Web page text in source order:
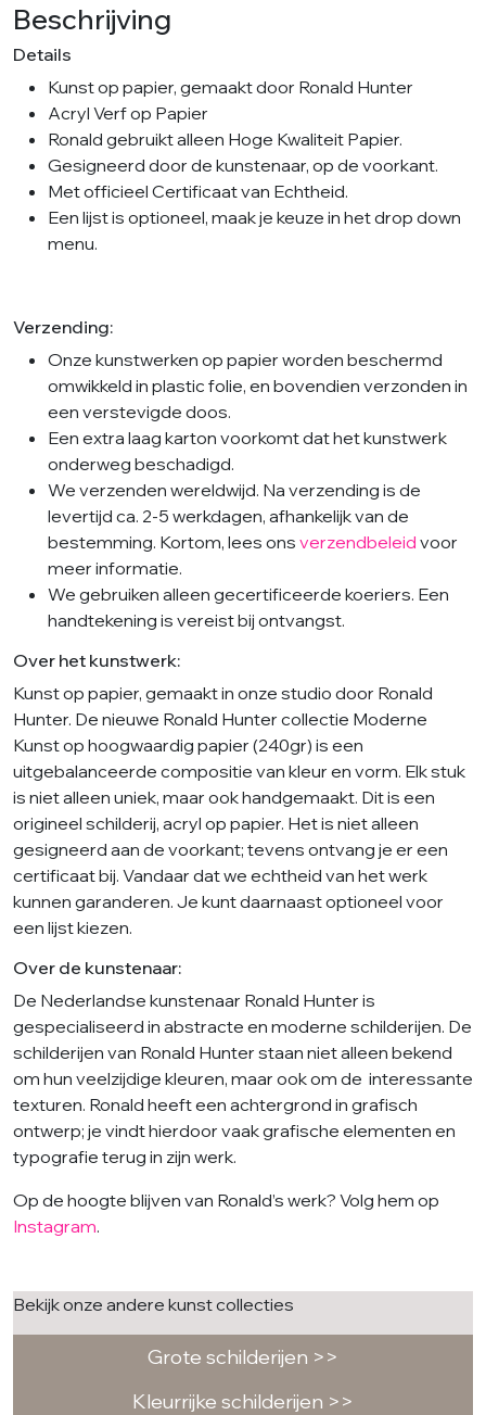
Beschrijving
Details
Kunst op papier, gemaakt door Ronald Hunter
Acryl Verf op Papier
Ronald gebruikt alleen Hoge Kwaliteit Papier.
Gesigneerd door de kunstenaar, op de voorkant.
Met officieel Certificaat van Echtheid.
Een lijst is optioneel, maak je keuze in het drop down
menu.
Verzending:
Onze kunstwerken op papier worden beschermd
omwikkeld in plastic folie, en bovendien verzonden in
een verstevigde doos.
Een extra laag karton voorkomt dat het kunstwerk
onderweg beschadigd.
We verzenden wereldwijd. Na verzending is de
levertijd ca. 2-5 werkdagen, afhankelijk van de
bestemming. Kortom, lees ons verzendbeleid voor
meer informatie.
We gebruiken alleen gecertificeerde koeriers. Een
handtekening is vereist bij ontvangst.
Over het kunstwerk:
Kunst op papier, gemaakt in onze studio door Ronald
Hunter. De nieuwe Ronald Hunter collectie Moderne
Kunst op hoogwaardig papier (240gr) is een
uitgebalanceerde compositie van kleur en vorm. Elk stuk
is niet alleen uniek, maar ook handgemaakt. Dit is een
origineel schilderij, acryl op papier. Het is niet alleen
gesigneerd aan de voorkant; tevens ontvang je er een
certificaat bij. Vandaar dat we echtheid van het werk
kunnen garanderen. Je kunt daarnaast optioneel voor
een lijst kiezen.
Over de kunstenaar:
De Nederlandse kunstenaar Ronald Hunter is
gespecialiseerd in abstracte en moderne schilderijen. De
schilderijen van Ronald Hunter staan niet alleen bekend
om hun veelzijdige kleuren, maar ook om de interessante
texturen. Ronald heeft een achtergrond in grafisch
ontwerp; je vindt hierdoor vaak grafische elementen en
typografie terug in zijn werk.
Op de hoogte blijven van Ronald’s werk? Volg hem op
Instagram.
Bekijk onze andere kunst collecties
Grote schilderijen >>
Kleurrijke schilderijen >>